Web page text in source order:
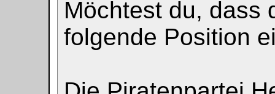
Möchtest du, dass
folgende Position